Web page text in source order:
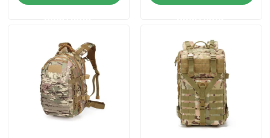
Σχετικά με εμάς
Επισκεψή εργοστασίου